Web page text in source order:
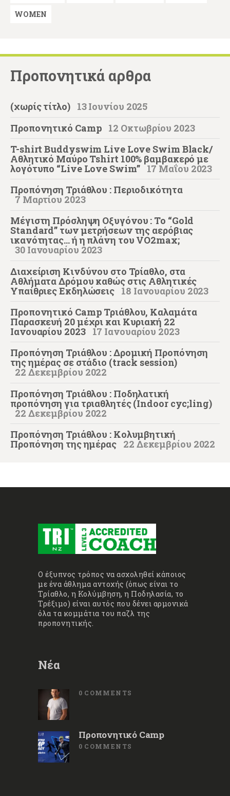
WOMEN
Προπονητικά αρθρα
(χωρίς τίτλο) 13 Ιουνίου 2025
Προπονητικό Camp 12 Οκτωβρίου 2023
T-shirt Buddyswim Live Love Swim Black/
Αθλητικό Μαύρο Tshirt 100% βαμβακερό με
λογότυπο “Live Love Swim”
17 Μαΐου 2023
Προπόνηση Τριάθλου : Περιοδικότητα
7 Μαρτίου 2023
Μέγιστη Πρόσληψη Οξυγόνου : Το “Gold
Standard” των μετρήσεων της αερόβιας
ικανότητας… ή η πλάνη του VO2max;
30 Ιανουαρίου 2023
Διαχείριση Κινδύνου στο Τρίαθλο, στα
Αθλήματα Δρόμου καθώς στις Αθλητικές
Υπαίθριες Εκδηλώσεις 18 Ιανουαρίου 2023
Προπονητικό Camp Τριάθλου, Καλαμάτα
Παρασκευή 20 μέχρι και Κυριακή 22
Iανουαρίου 2023
17 Ιανουαρίου 2023
Προπόνηση Τριάθλου : Δρομική Προπόνηση
της ημέρας σε στάδιο (track session)
22 Δεκεμβρίου 2022
Προπόνηση Τριάθλου : Ποδηλατική
προπόνηση για τριαθλητές (Indoor cyc;ling)
22 Δεκεμβρίου 2022
Προπόνηση Τριάθλου : Κολυμβητική
Προπόνηση της ημέρας 22 Δεκεμβρίου 2022
Ο έξυπνος τρόπος να ασχοληθεί κάποιος
με ένα άθλημα αντοχής (όπως είναι το
Τρίαθλο, η Κολύμβηση, η Ποδηλασία, το
Τρέξιμο) είναι αυτός που δένει αρμονικά
όλα τα κομμάτια του παζλ της
προπονητικής.
Νέα
0 COMMENTS
Προπονητικό Camp
0 COMMENTS